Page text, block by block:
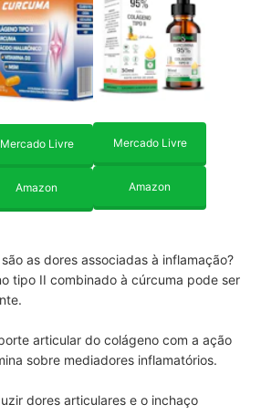
Mercado Livre
Amazon
Mercado Livre
Amazon
as dores associadas à inflamação?
tipo II combinado à cúrcuma pode ser
articular do colágeno com a ação
sobre mediadores inflamatórios.
dores articulares e o inchaço